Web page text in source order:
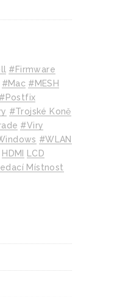
#Firmware
#mac #MESH
#Postfix
#Trojské Koně
#Viry
#WLAN
HDMI LCD
Místnost